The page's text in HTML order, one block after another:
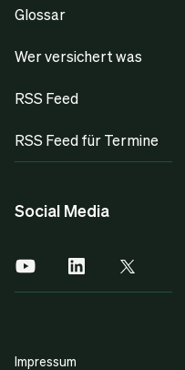
Glossar
Wer versichert was
RSS Feed
RSS Feed für Termine
Social Media
Impressum